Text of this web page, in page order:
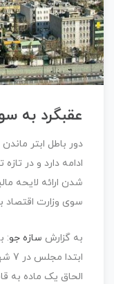
عقبگرد به
دور باطل ابتر
ادامه دارد و در
شدن ارائه لایحه
سوی وزارت
به گزارش سازه جو:
الحاق یک ماده به